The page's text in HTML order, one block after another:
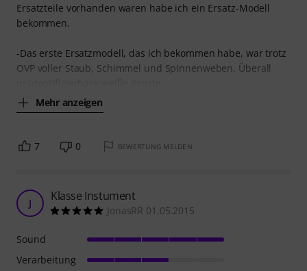
Ersatzteile vorhanden waren habe ich ein Ersatz-Modell
bekommen.
-Das erste Ersatzmodell, das ich bekommen habe, war trotz
OVP voller Staub, Schimmel und Spinnenweben. Überall
Mehr anzeigen
7 0 BEWERTUNG MELDEN
J Klasse Instument
JonasRR 01.05.2015
Sound
Verarbeitung